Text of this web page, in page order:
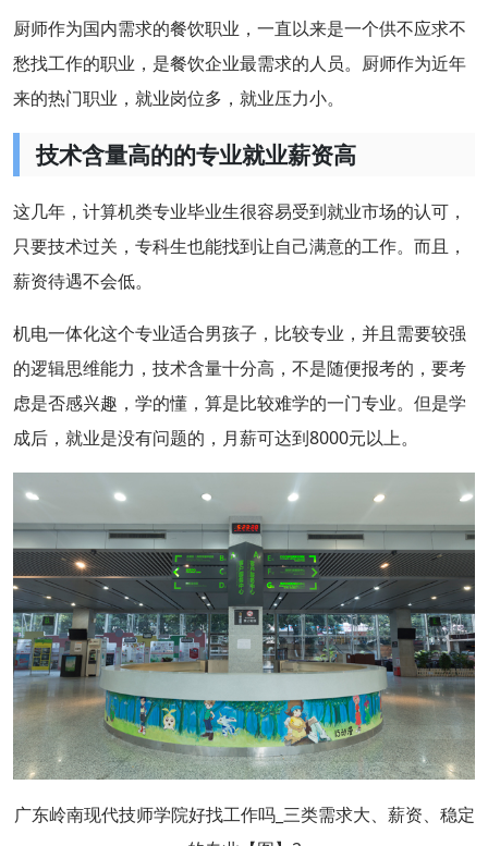
厨师作为国内需求的餐饮职业，一直以来是一个供不应求不
愁找工作的职业，是餐饮企业最需求的人员。厨师作为近年
来的热门职业，就业岗位多，就业压力小。
技术含量高的的专业就业薪资高
这几年，计算机类专业毕业生很容易受到就业市场的认可，
只要技术过关，专科生也能找到让自己满意的工作。而且，
薪资待遇不会低。
机电一体化这个专业适合男孩子，比较专业，并且需要较强
的逻辑思维能力，技术含量十分高，不是随便报考的，要考
虑是否感兴趣，学的懂，算是比较难学的一门专业。但是学
成后，就业是没有问题的，月薪可达到8000元以上。
广东岭南现代技师学院好找工作吗_三类需求大、薪资、稳定